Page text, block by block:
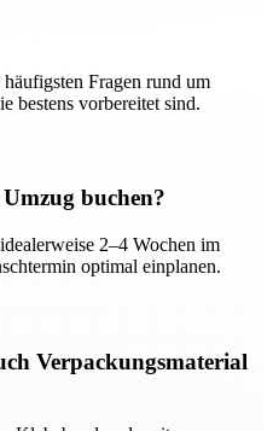
Fragen rund um
bestens vorbereitet sind.
buchen?
2–4 Wochen im
optimal einplanen.
Verpackungsmaterial